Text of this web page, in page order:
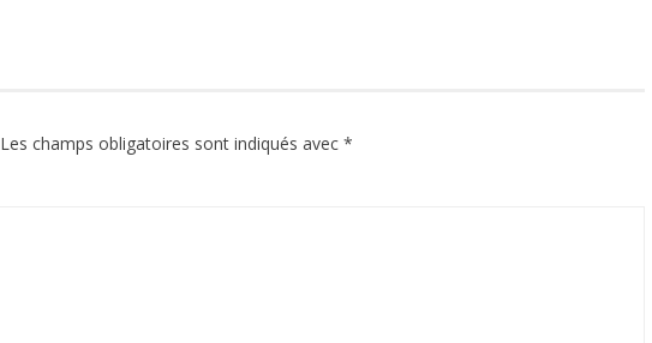
Les champs obligatoires sont indiqués avec *